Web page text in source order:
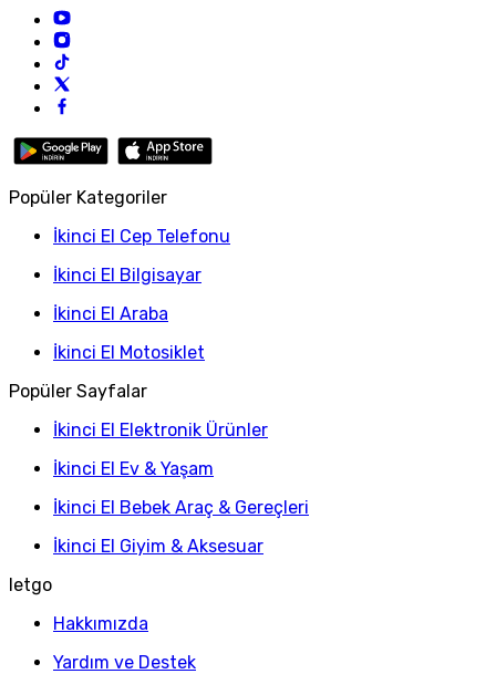
Popüler Kategoriler
İkinci El Cep Telefonu
İkinci El Bilgisayar
İkinci El Araba
İkinci El Motosiklet
Popüler Sayfalar
İkinci El Elektronik Ürünler
İkinci El Ev & Yaşam
İkinci El Bebek Araç & Gereçleri
İkinci El Giyim & Aksesuar
letgo
Hakkımızda
Yardım ve Destek